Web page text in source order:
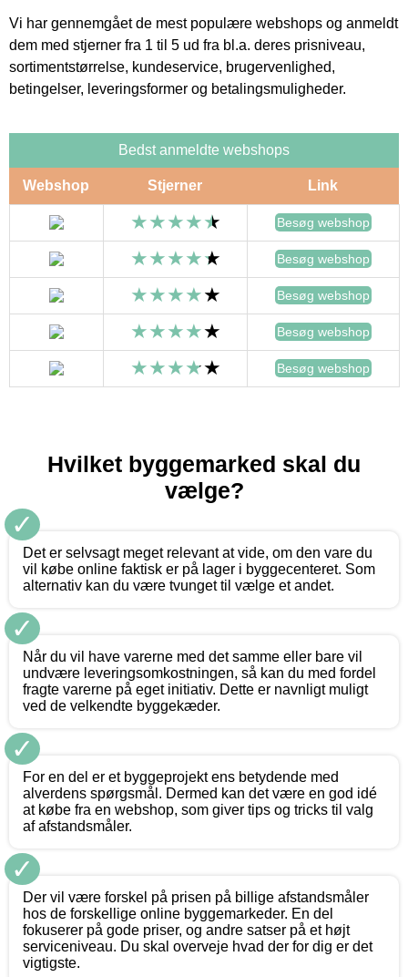
Vi har gennemgået de mest populære webshops og anmeldt
dem med stjerner fra 1 til 5 ud fra bl.a. deres prisniveau,
sortimentstørrelse, kundeservice, brugervenlighed,
betingelser, leveringsformer og betalingsmuligheder.
Bedst anmeldte webshops
Webshop Stjerner Link
Besøg webshop
Besøg webshop
Besøg webshop
Besøg webshop
Besøg webshop
Hvilket byggemarked skal du
vælge?
✓
Det er selvsagt meget relevant at vide, om den vare du
vil købe online faktisk er på lager i byggecenteret. Som
alternativ kan du være tvunget til vælge et andet.
✓
Når du vil have varerne med det samme eller bare vil
undvære leveringsomkostningen, så kan du med fordel
fragte varerne på eget initiativ. Dette er navnligt muligt
ved de velkendte byggekæder.
✓
For en del er et byggeprojekt ens betydende med
alverdens spørgsmål. Dermed kan det være en god idé
at købe fra en webshop, som giver tips og tricks til valg
af afstandsmåler.
✓
Der vil være forskel på prisen på billige afstandsmåler
hos de forskellige online byggemarkeder. En del
fokuserer på gode priser, og andre satser på et højt
serviceniveau. Du skal overveje hvad der for dig er det
vigtigste.